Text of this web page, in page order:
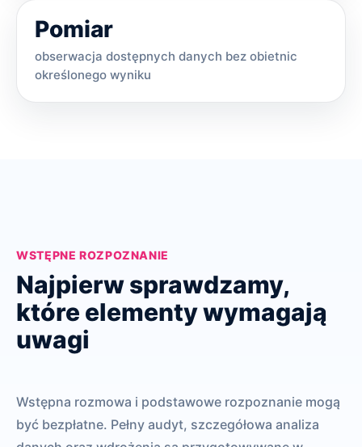
Pomiar
obserwacja dostępnych danych bez obietnic
określonego wyniku
WSTĘPNE ROZPOZNANIE
Najpierw sprawdzamy,
które elementy wymagają
uwagi
Wstępna rozmowa i podstawowe rozpoznanie mogą
być bezpłatne. Pełny audyt, szczegółowa analiza